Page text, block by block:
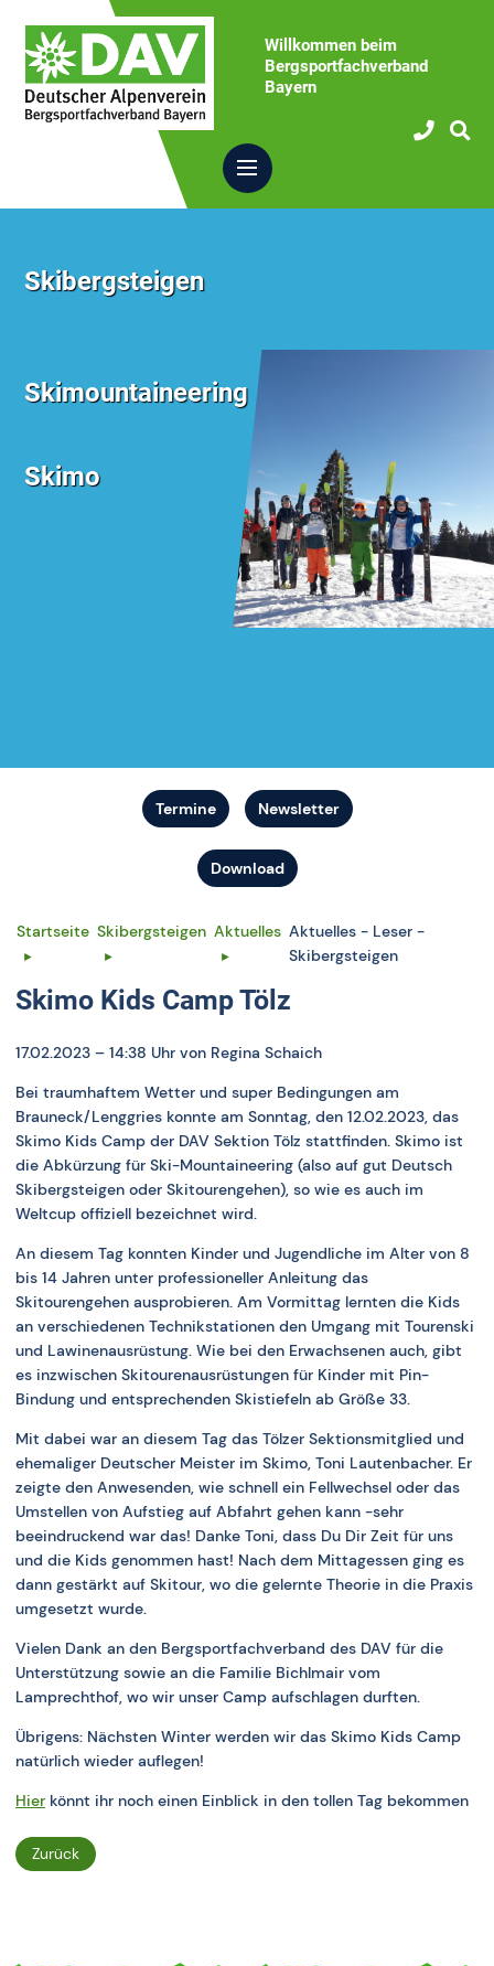
Willkommen beim
Bergsportfachverband
Bayern
Skibergsteigen
Skimountaineering
Skimo
Termine Newsletter
Download
Startseite Skibergsteigen Aktuelles Aktuelles - Leser -
Skibergsteigen
Skimo Kids Camp Tölz
17.02.2023 – 14:38 Uhr von Regina Schaich
Bei traumhaftem Wetter und super Bedingungen am
Brauneck/Lenggries konnte am Sonntag, den 12.02.2023, das
Skimo Kids Camp der DAV Sektion Tölz stattfinden. Skimo ist
die Abkürzung für Ski-Mountaineering (also auf gut Deutsch
Skibergsteigen oder Skitourengehen), so wie es auch im
Weltcup offiziell bezeichnet wird.
An diesem Tag konnten Kinder und Jugendliche im Alter von 8
bis 14 Jahren unter professioneller Anleitung das
Skitourengehen ausprobieren. Am Vormittag lernten die Kids
an verschiedenen Technikstationen den Umgang mit Tourenski
und Lawinenausrüstung. Wie bei den Erwachsenen auch, gibt
es inzwischen Skitourenausrüstungen für Kinder mit Pin-
Bindung und entsprechenden Skistiefeln ab Größe 33.
Mit dabei war an diesem Tag das Tölzer Sektionsmitglied und
ehemaliger Deutscher Meister im Skimo, Toni Lautenbacher. Er
zeigte den Anwesenden, wie schnell ein Fellwechsel oder das
Umstellen von Aufstieg auf Abfahrt gehen kann -sehr
beeindruckend war das! Danke Toni, dass Du Dir Zeit für uns
und die Kids genommen hast! Nach dem Mittagessen ging es
dann gestärkt auf Skitour, wo die gelernte Theorie in die Praxis
umgesetzt wurde.
Vielen Dank an den Bergsportfachverband des DAV für die
Unterstützung sowie an die Familie Bichlmair vom
Lamprechthof, wo wir unser Camp aufschlagen durften.
Übrigens: Nächsten Winter werden wir das Skimo Kids Camp
natürlich wieder auflegen!
Hier könnt ihr noch einen Einblick in den tollen Tag bekommen
Zurück